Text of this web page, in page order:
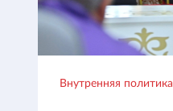
Внутренняя политика